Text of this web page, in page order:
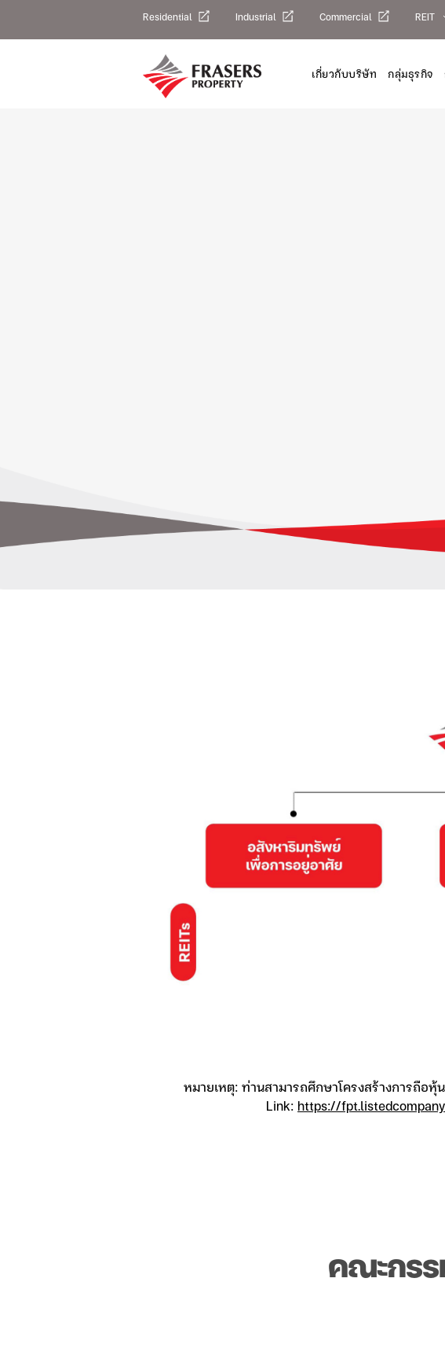
Residential Industrial Commercial REIT
เกี่ยวกับบริษัท กลุ่มธุรกิจ
หมายเหตุ: ท่านสามารถศึกษาโครงสร้างการถือ
Link: https://
คณะกรร